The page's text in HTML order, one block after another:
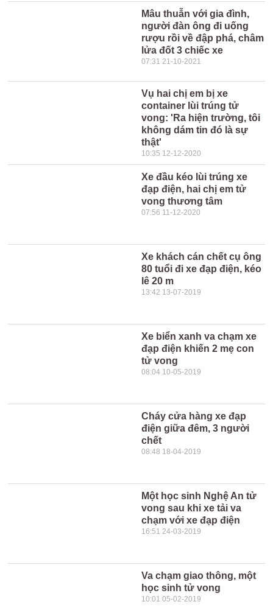
Mâu thuẫn với gia đình,
người đàn ông đi uống
rượu rồi về đập phá, châm
lửa đốt 3 chiếc xe
07:31 21-10-2021
Vụ hai chị em bị xe
container lùi trúng tử
vong: 'Ra hiện trường, tôi
không dám tin đó là sự
thật'
10:35 12-12-2020
Xe đầu kéo lùi trúng xe
đạp điện, hai chị em tử
vong thương tâm
07:56 11-12-2020
Xe khách cán chết cụ ông
80 tuổi đi xe đạp điện, kéo
lê 20 m
13:42 13-07-2019
Xe biển xanh va chạm xe
đạp điện khiến 2 mẹ con
tử vong
08:04 10-05-2019
Cháy cửa hàng xe đạp
điện giữa đêm, 3 người
chết
08:48 18-04-2019
Một học sinh Nghệ An tử
vong sau khi xe tải va
chạm với xe đạp điện
16:51 24-03-2019
Va chạm giao thông, một
học sinh tử vong
10:01 05-02-2019